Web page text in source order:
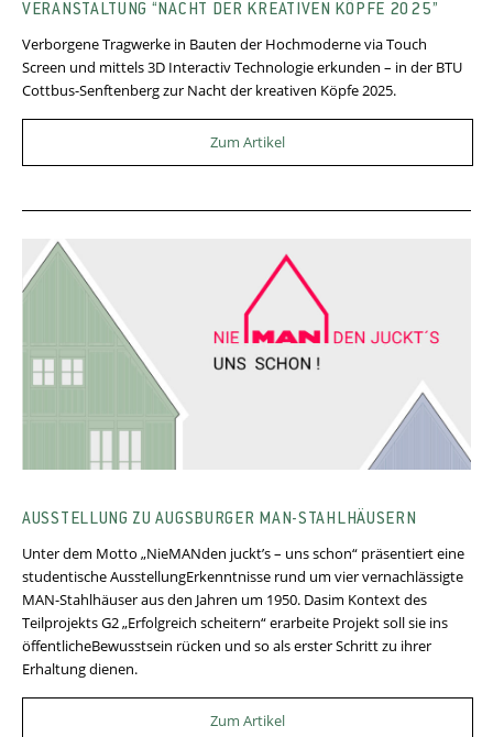
VERANSTALTUNG “NACHT DER KREATIVEN KÖPFE 2025”
Verborgene Tragwerke in Bauten der Hochmoderne via Touch
Screen und mittels 3D Interactiv Technologie erkunden – in der BTU
Cottbus-Senftenberg zur Nacht der kreativen Köpfe 2025.
Zum Artikel
AUSSTELLUNG ZU AUGSBURGER MAN-STAHLHÄUSERN
Unter dem Motto „NieMANden juckt’s – uns schon“ präsentiert eine
studentische AusstellungErkenntnisse rund um vier vernachlässigte
MAN-Stahlhäuser aus den Jahren um 1950. Dasim Kontext des
Teilprojekts G2 „Erfolgreich scheitern“ erarbeite Projekt soll sie ins
öffentlicheBewusstsein rücken und so als erster Schritt zu ihrer
Erhaltung dienen.
Zum Artikel